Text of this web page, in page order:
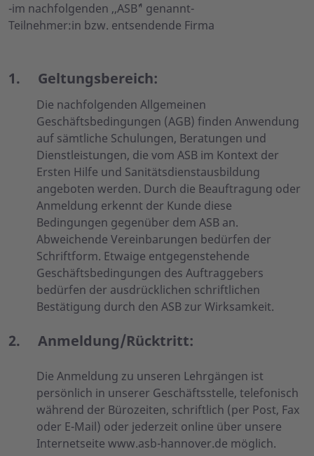
-im nachfolgenden ,,ASB´´" genannt-
Teilnehmer:in bzw. entsendende Firma
1. Geltungsbereich:
Die nachfolgenden Allgemeinen
Geschäftsbedingungen (AGB) finden Anwendung
auf sämtliche Schulungen, Beratungen und
Dienstleistungen, die vom ASB im Kontext der
Ersten Hilfe und Sanitätsdienstausbildung
angeboten werden. Durch die Beauftragung oder
Anmeldung erkennt der Kunde diese
Bedingungen gegenüber dem ASB an.
Abweichende Vereinbarungen bedürfen der
Schriftform. Etwaige entgegenstehende
Geschäftsbedingungen des Auftraggebers
bedürfen der ausdrücklichen schriftlichen
Bestätigung durch den ASB zur Wirksamkeit.
2. Anmeldung/Rücktritt:
Die Anmeldung zu unseren Lehrgängen ist
persönlich in unserer Geschäftsstelle, telefonisch
während der Bürozeiten, schriftlich (per Post, Fax
oder E-Mail) oder jederzeit online über unsere
Internetseite www.asb-hannover.de möglich.